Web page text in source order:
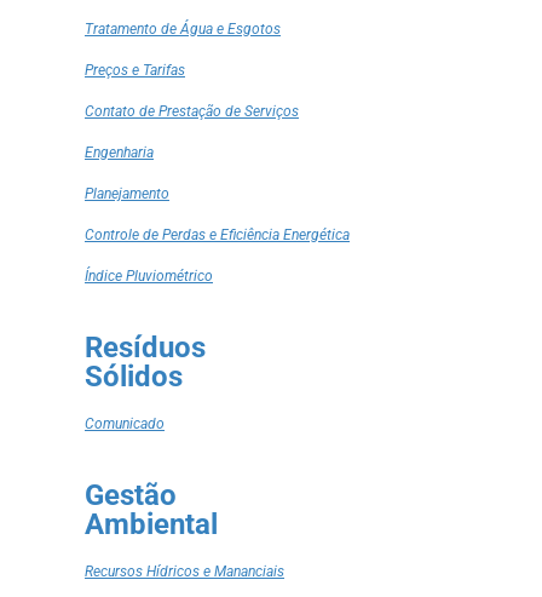
Tratamento de Água e Esgotos
Preços e Tarifas
Contato de Prestação de Serviços
Engenharia
Planejamento
Controle de Perdas e Eficiência Energética
Índice Pluviométrico
Resíduos
Sólidos
Comunicado
Gestão
Ambiental
Recursos Hídricos e Mananciais